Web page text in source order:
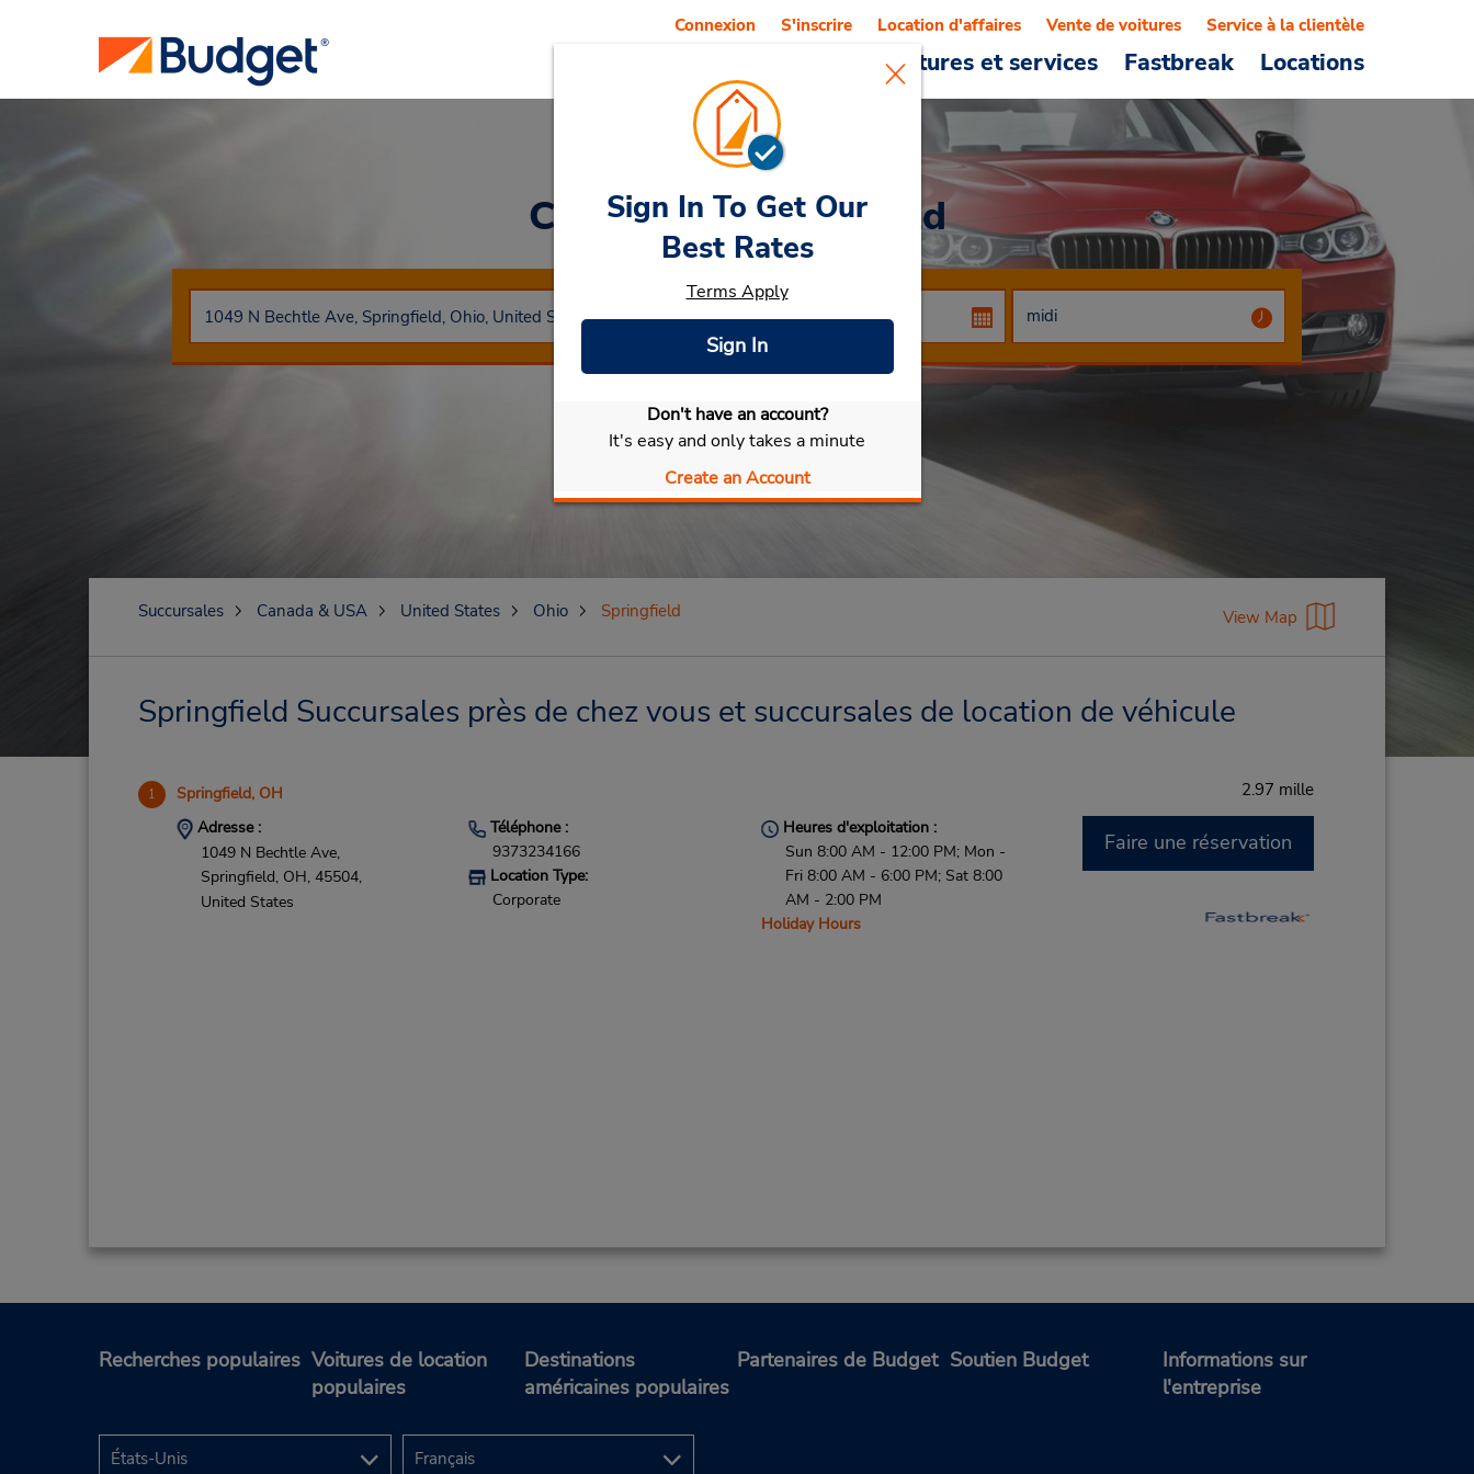
Voitures et services Fastbreak Locations
Connexion S'inscrire Location d'affaires Vente de voitures Service à la clientèle
Car RentalSpringfield
Sélectionner ma voiture
Sign In To Get Our
Best Rates
Terms Apply
Sign In
Don't have an account?
It's easy and only takes a minute
Create an Account
Succursales Canada & USA United States Ohio Springfield View Map
Springfield Succursales près de chez vous et succursales de location de véhicule
1 Springfield, OH 2.97 mille
Adresse :
1049 N Bechtle Ave,
Springfield, OH, 45504,
United States
Téléphone :
9373234166
Location Type:
Corporate
Heures d'exploitation :
Sun 8:00 AM - 12:00 PM; Mon -
Fri 8:00 AM - 6:00 PM; Sat 8:00
AM - 2:00 PM
Holiday Hours
Faire une réservation
Recherches populaires Voitures de location
populaires
Destinations
américaines populaires
Partenaires de Budget Soutien Budget
Informations sur
l'entreprise